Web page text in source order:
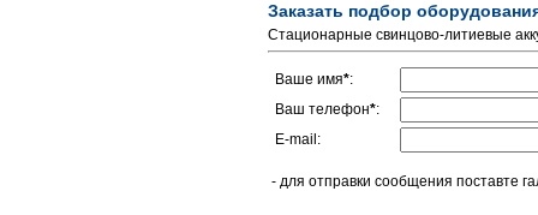
Заказать подбор
Стационарные свинцово-литиевые
Ваше имя*:
Ваш телефон*:
E-mail:
- для отправки сообщения поставте